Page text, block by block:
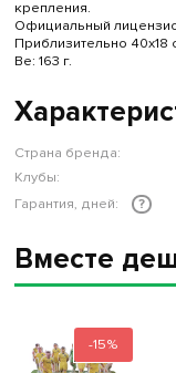
крепления.
Официальный
Приблизительно 40х18
Ве: 163 г.
Страна бренда:
Клубы:
Гарантия, дней:
?
Вместе
-15%